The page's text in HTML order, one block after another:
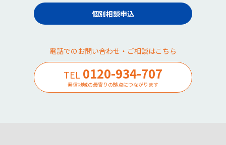
個別相談申込
電話でのお問い合わせ・ご相談はこちら
TEL 0120-934-707
発信地域の最寄りの拠点につながります